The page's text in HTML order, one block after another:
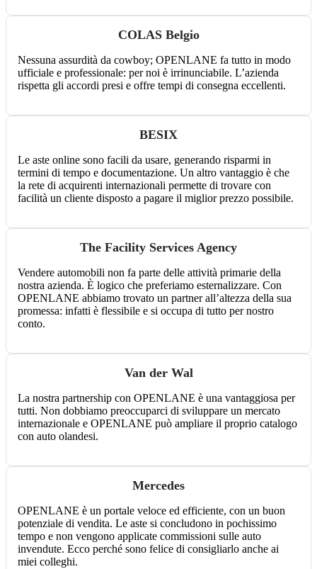
COLAS Belgio
Nessuna assurdità da cowboy; OPENLANE fa tutto in modo
ufficiale e professionale: per noi è irrinunciabile. L’azienda
rispetta gli accordi presi e offre tempi di consegna eccellenti.
BESIX
Le aste online sono facili da usare, generando risparmi in
termini di tempo e documentazione. Un altro vantaggio è che
la rete di acquirenti internazionali permette di trovare con
facilità un cliente disposto a pagare il miglior prezzo possibile.
The Facility Services Agency
Vendere automobili non fa parte delle attività primarie della
nostra azienda. È logico che preferiamo esternalizzare. Con
OPENLANE abbiamo trovato un partner all’altezza della sua
promessa: infatti è flessibile e si occupa di tutto per nostro
conto.
Van der Wal
La nostra partnership con OPENLANE è una vantaggiosa per
tutti. Non dobbiamo preoccuparci di sviluppare un mercato
internazionale e OPENLANE può ampliare il proprio catalogo
con auto olandesi.
Mercedes
OPENLANE è un portale veloce ed efficiente, con un buon
potenziale di vendita. Le aste si concludono in pochissimo
tempo e non vengono applicate commissioni sulle auto
invendute. Ecco perché sono felice di consigliarlo anche ai
miei colleghi.